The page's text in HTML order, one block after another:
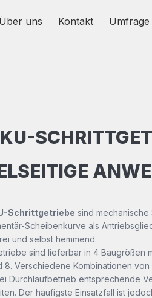
Über uns Kontakt Umfrage
Schrittgetriebe sind
Scheibenkurve als
und selbst hemmend.
sind lieferbar in 4 Baugrößen
8. Verschiedene Kombinationen
Durchlaufbetrieb entsprechende
Der häufigste Einsatzfall ist